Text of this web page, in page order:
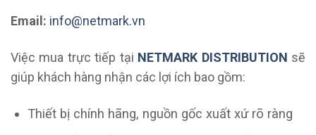
Email: info@netmark.vn
Việc mua trực tiếp tại NETMARK DISTRIBUTION sẽ
giúp khách hàng nhận các lợi ích bao gồm:
Thiết bị chính hãng, nguồn gốc xuất xứ rõ ràng